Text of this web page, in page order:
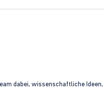
dabei, wissenschaftliche